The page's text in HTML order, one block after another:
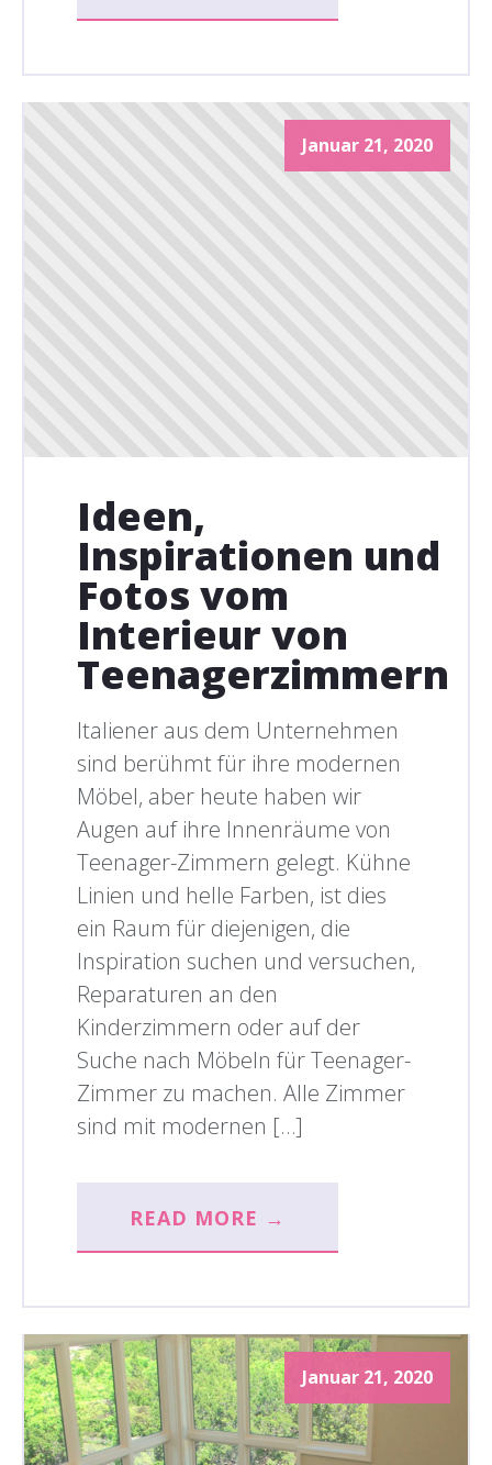
Januar 21, 2020
Ideen,
Inspirationen und
Fotos vom
Interieur von
Teenagerzimmern
Italiener aus dem Unternehmen
sind berühmt für ihre modernen
Möbel, aber heute haben wir
Augen auf ihre Innenräume von
Teenager-Zimmern gelegt. Kühne
Linien und helle Farben, ist dies
ein Raum für diejenigen, die
Inspiration suchen und versuchen,
Reparaturen an den
Kinderzimmern oder auf der
Suche nach Möbeln für Teenager-
Zimmer zu machen. Alle Zimmer
sind mit modernen […]
READ MORE →
Januar 21, 2020